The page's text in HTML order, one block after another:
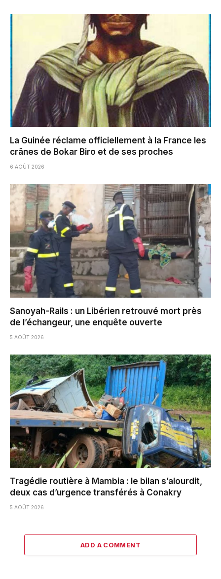
La Guinée réclame officiellement à la France les
crânes de Bokar Biro et de ses proches
6 AOÛT 2026
Sanoyah-Rails : un Libérien retrouvé mort près
de l’échangeur, une enquête ouverte
5 AOÛT 2026
Tragédie routière à Mambia : le bilan s’alourdit,
deux cas d’urgence transférés à Conakry
5 AOÛT 2026
ADD A COMMENT